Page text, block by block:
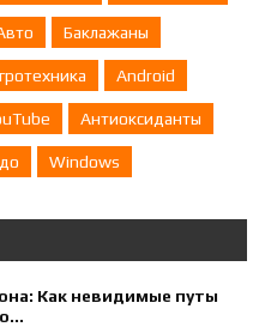
Баклажаны
Android
Антиоксиданты
Windows
Как невидимые путы